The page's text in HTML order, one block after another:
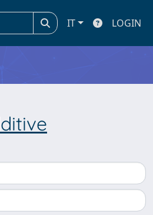
IT LOGIN